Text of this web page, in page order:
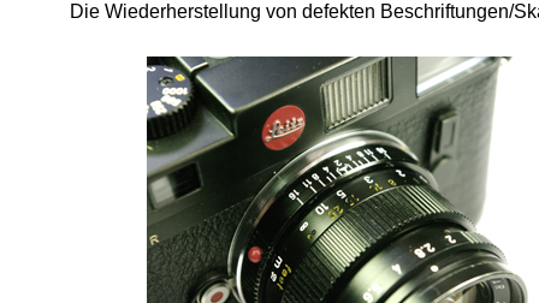
Die Wiederherstellung von defekten Beschriftungen/